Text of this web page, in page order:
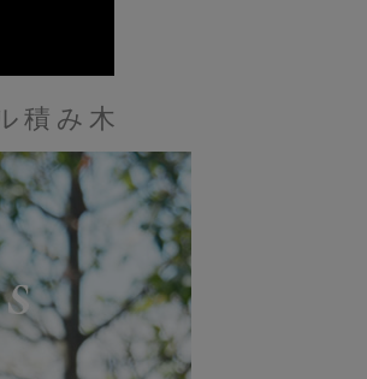
積み木